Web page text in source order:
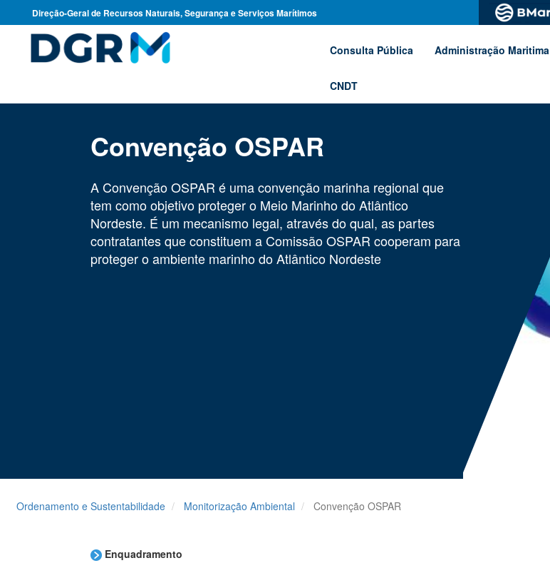
Direção-Geral de Recursos Naturais, Segurança e Serviços Marítimos
Consulta Pública Administração Maritima
CNDT
Convenção OSPAR
A Convenção OSPAR é uma convenção marinha regional que
tem como objetivo proteger o Meio Marinho do Atlântico
Nordeste. É um mecanismo legal, através do qual, as partes
contratantes que constituem a Comissão OSPAR cooperam para
proteger o ambiente marinho do Atlântico Nordeste
Ordenamento e Sustentabilidade Monitorização Ambiental Convenção OSPAR
Enquadramento